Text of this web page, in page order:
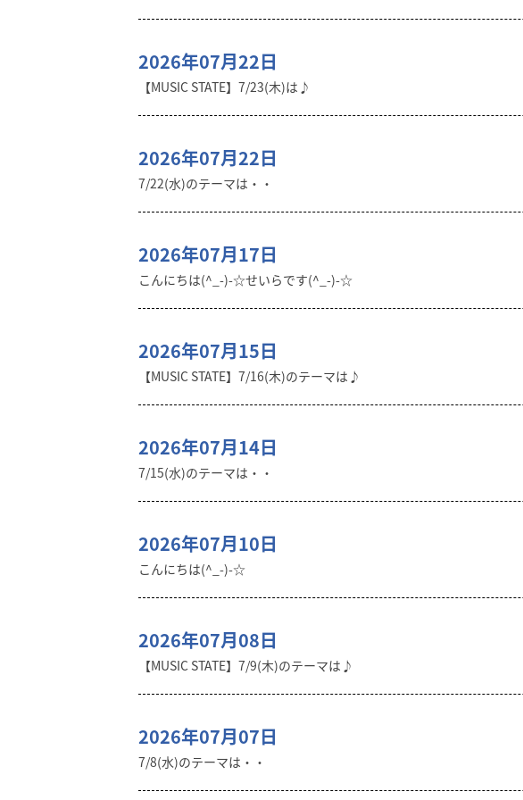
2026年07月22日
【MUSIC STATE】7/23(木)は♪
2026年07月22日
7/22(水)のテーマは・・
2026年07月17日
こんにちは(^_-)-☆せいらです(^_-)-☆
2026年07月15日
【MUSIC STATE】7/16(木)のテーマは♪
2026年07月14日
7/15(水)のテーマは・・
2026年07月10日
こんにちは(^_-)-☆
2026年07月08日
【MUSIC STATE】7/9(木)のテーマは♪
2026年07月07日
7/8(水)のテーマは・・